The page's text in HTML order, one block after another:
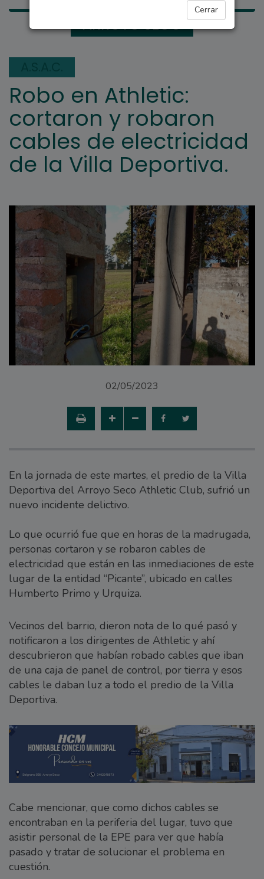
Cerrar
ARROYO SECO
Robo en Athletic:
cortaron y robaron
cables de electricidad
de la Villa Deportiva.
02/05/2023
En la jornada de este martes, el predio de la Villa
Deportiva del Arroyo Seco Athletic Club, sufrió un
nuevo incidente delictivo.
Lo que ocurrió fue que en horas de la madrugada,
personas cortaron y se robaron cables de
electricidad que están en las inmediaciones de este
lugar de la entidad “Picante”, ubicado en calles
Humberto Primo y Urquiza.
Vecinos del barrio, dieron nota de lo qué pasó y
notificaron a los dirigentes de Athletic y ahí
descubrieron que habían robado cables que iban
de una caja de panel de control, por tierra y esos
cables le daban luz a todo el predio de la Villa
Deportiva.
Cabe mencionar, que como dichos cables se
encontraban en la periferia del lugar, tuvo que
asistir personal de la EPE para ver que había
pasado y tratar de solucionar el problema en
cuestión.